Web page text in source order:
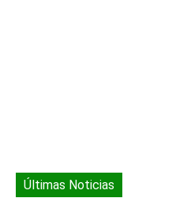
Últimas Noticias